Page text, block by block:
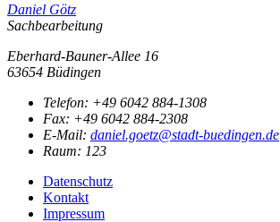
Daniel Götz
Sachbearbeitung
Eberhard-Bauner-Allee 16
63654 Büdingen
Telefon: +49 6042 884-1308
Fax: +49 6042 884-2308
E-Mail: daniel.goetz@stadt-buedingen.de
Raum: 123
Datenschutz
Kontakt
Impressum